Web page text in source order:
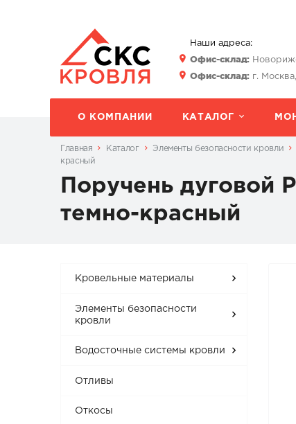
Наши адреса:
Офис-склад:
Офис-склад:г.
О КОМПАНИИ КАТАЛОГ
Главная Каталог Элементы безопасности кровли
красный
Поручень дуговой
темно-красный
Кровельные материалы
Элементы безопасности
кровли
Водосточные системы кровли
Отливы
Откосы